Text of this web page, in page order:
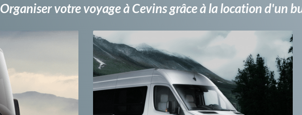
Organiser votre voyage à Cevins grâce à la location d'un